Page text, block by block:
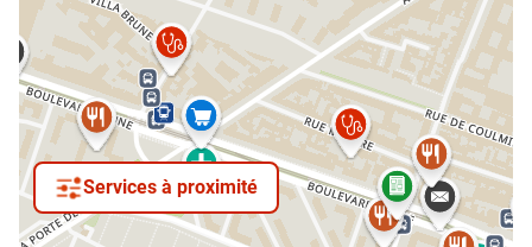
Services à proximité